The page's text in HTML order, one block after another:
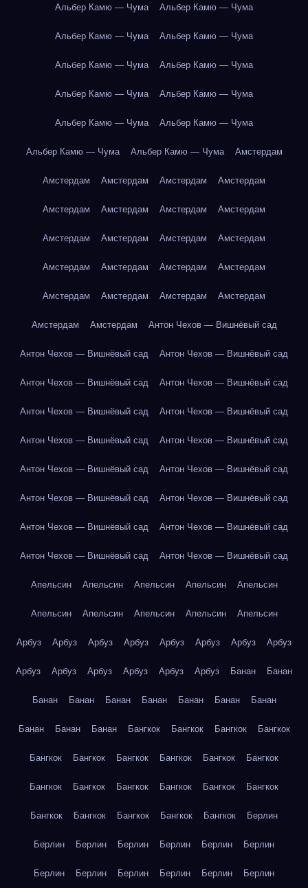
Альбер Камю — Чума Альбер Камю — Чума
Альбер Камю — Чума Альбер Камю — Чума
Альбер Камю — Чума Альбер Камю — Чума
Альбер Камю — Чума Альбер Камю — Чума
Альбер Камю — Чума Альбер Камю — Чума
Альбер Камю — Чума Альбер Камю — Чума Амстердам
Амстердам Амстердам Амстердам Амстердам
Амстердам Амстердам Амстердам Амстердам
Амстердам Амстердам Амстердам Амстердам
Амстердам Амстердам Амстердам Амстердам
Амстердам Амстердам Амстердам Амстердам
Амстердам Амстердам Антон Чехов — Вишнёвый сад
Антон Чехов — Вишнёвый сад Антон Чехов — Вишнёвый сад
Антон Чехов — Вишнёвый сад Антон Чехов — Вишнёвый сад
Антон Чехов — Вишнёвый сад Антон Чехов — Вишнёвый сад
Антон Чехов — Вишнёвый сад Антон Чехов — Вишнёвый сад
Антон Чехов — Вишнёвый сад Антон Чехов — Вишнёвый сад
Антон Чехов — Вишнёвый сад Антон Чехов — Вишнёвый сад
Антон Чехов — Вишнёвый сад Антон Чехов — Вишнёвый сад
Антон Чехов — Вишнёвый сад Антон Чехов — Вишнёвый сад
Апельсин Апельсин Апельсин Апельсин Апельсин
Апельсин Апельсин Апельсин Апельсин Апельсин
Арбуз Арбуз Арбуз Арбуз Арбуз Арбуз Арбуз Арбуз
Арбуз Арбуз Арбуз Арбуз Арбуз Арбуз Банан Банан
Банан Банан Банан Банан Банан Банан Банан
Банан Банан Банан Бангкок Бангкок Бангкок Бангкок
Бангкок Бангкок Бангкок Бангкок Бангкок Бангкок
Бангкок Бангкок Бангкок Бангкок Бангкок Бангкок
Бангкок Бангкок Бангкок Бангкок Бангкок Берлин
Берлин Берлин Берлин Берлин Берлин Берлин
Берлин Берлин Берлин Берлин Берлин Берлин